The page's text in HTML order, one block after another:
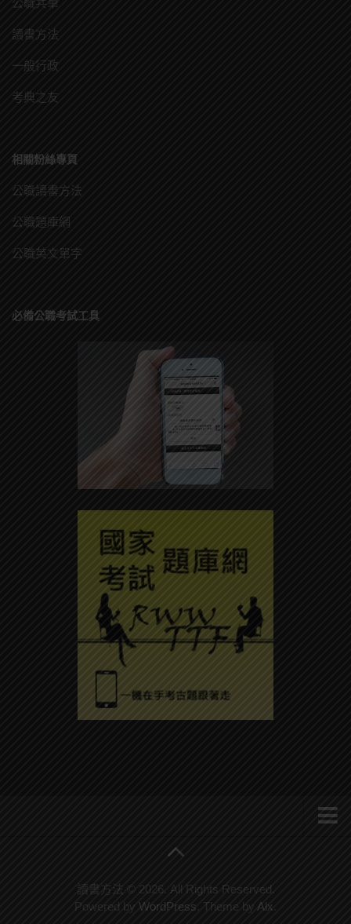
公職共筆
讀書方法
一般行政
考典之友
相關粉絲專頁
公職讀書方法
公職題庫網
公職英文單字
必備公職考試工具
公職考試輔導計畫
公職考試上榜者軌跡
讀書方法 © 2026. All Rights Reserved.
Powered by WordPress . Theme by Alx